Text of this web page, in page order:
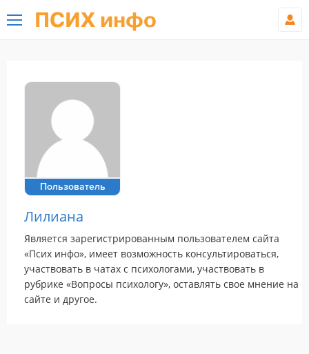
ПСИХ инфо
Пользователь
Лилиана
Является зарегистрированным пользователем сайта
«Псих инфо», имеет возможность консультироваться,
участвовать в чатах с психологами, участвовать в
рубрике «Вопросы психологу», оставлять свое мнение на
сайте и другое.